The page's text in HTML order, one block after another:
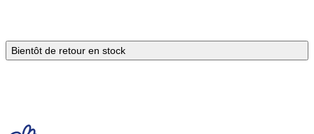
Bientôt de retour en stock